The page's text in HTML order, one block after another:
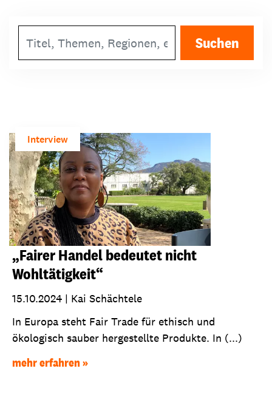
Suchen
Interview
„Fairer Handel bedeutet nicht
Wohltätigkeit“
15.10.2024 | Kai Schächtele
In Europa steht Fair Trade für ethisch und
ökologisch sauber hergestellte Produkte. In (...)
mehr erfahren